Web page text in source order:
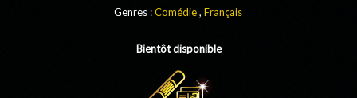
Genres :Comédie,Français
Bientôt disponible